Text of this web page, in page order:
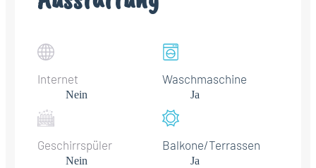
Internet
Nein
Waschmaschine
Ja
Geschirrspüler
Nein
Balkone/Terrassen
Ja